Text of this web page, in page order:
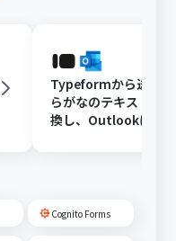
Typeformから送信
らがなのテキストを
換し、Outlookに通
Cognito Forms